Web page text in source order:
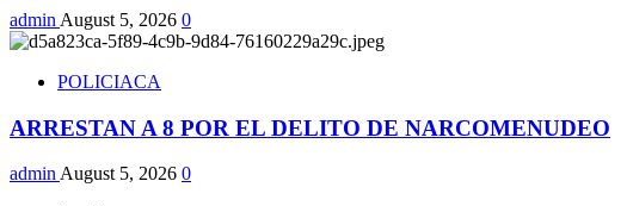
admin August 5, 2026 0
POLICIACA
ARRESTAN A 8 POR EL DELITO DE NARCOMENUDEO
adminAugust 5, 2026 0